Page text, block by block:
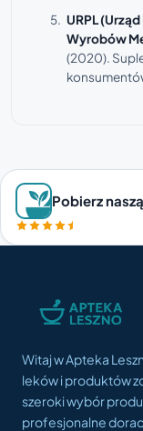
URPL
Wyrobów
(2020).
Pobierz
Witaj w Apteka
leków i produktów
szeroki wybór
profesjonalne